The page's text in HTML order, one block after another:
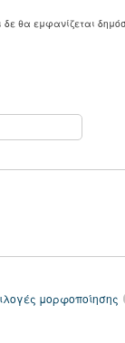
δε θα εμφανίζεται
μορφοποίησης